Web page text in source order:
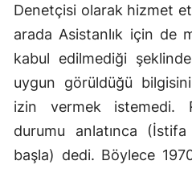
Denetçisi olarak hizmet
arada Asistanlık için de
kabul edilmediği
uygun görüldüğü
izin vermek istemedi.
durumu anlatınca
başla) dedi. Böylece